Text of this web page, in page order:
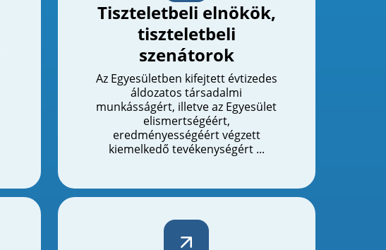
Tiszteletbeli elnökök,
tiszteletbeli
szenátorok
Az Egyesületben kifejtett évtizedes
áldozatos társadalmi
munkásságért, illetve az Egyesület
elismertségéért,
eredményességéért végzett
kiemelkedő tevékenységért ...